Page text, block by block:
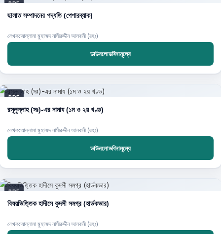
PDF
ছালাত সম্পাদনের পদ্ধতি (পেপারব্যাক)
লেখক:আল্লামা মুহাম্মদ নাসীরুদ্দীন আলবানী (রহঃ)
ডাউনলোডবিনামূল্যে
PDF
রসূলুল্লাহ (সঃ)-এর নামায (১ম ও ২য় খণ্ড)
লেখক:আল্লামা মুহাম্মদ নাসীরুদ্দীন আলবানী (রহঃ)
ডাউনলোডবিনামূল্যে
PDF
বিষয়ভিত্তিক হাদীসে কুদসী সমগ্র (হার্ডকভার)
লেখক:আল্লামা মুহাম্মদ নাসীরুদ্দীন আলবানী (রহঃ)